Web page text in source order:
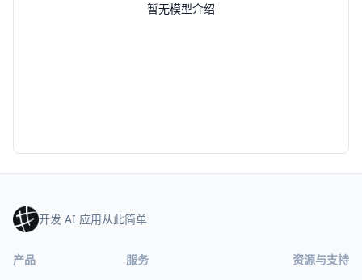
暂无模型介绍
开发 AI 应用从此简单
产品 服务 资源与支持